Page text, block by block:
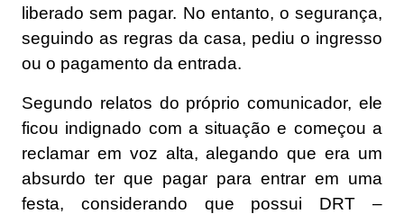
liberado sem pagar. No entanto, o segurança,
seguindo as regras da casa, pediu o ingresso
ou o pagamento da entrada.
Segundo relatos do próprio comunicador, ele
ficou indignado com a situação e começou a
reclamar em voz alta, alegando que era um
absurdo ter que pagar para entrar em uma
festa, considerando que possui DRT –